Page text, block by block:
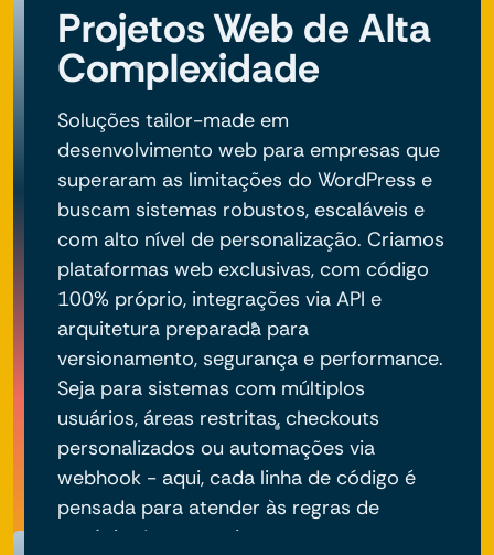
Projetos Web de Alta
Complexidade
Soluções tailor-made em
desenvolvimento web para empresas que
superaram as limitações do WordPress e
buscam sistemas robustos, escaláveis e
com alto nível de personalização. Criamos
plataformas web exclusivas, com código
100% próprio, integrações via API e
arquitetura preparada para
versionamento, segurança e performance.
Seja para sistemas com múltiplos
usuários, áreas restritas, checkouts
personalizados ou automações via
webhook - aqui, cada linha de código é
pensada para atender às regras de
negócio do seu projeto.